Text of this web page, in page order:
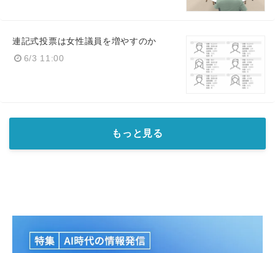
連記式投票は女性議員を増やすのか
6/3 11:00
もっと見る